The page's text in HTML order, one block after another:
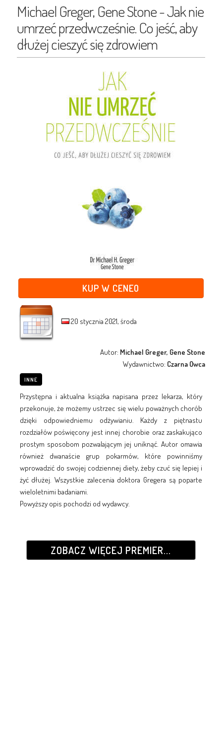
Michael Greger, Gene Stone - Jak nie
umrzeć przedwcześnie. Co jeść, aby
dłużej cieszyć się zdrowiem
KUP W CENEO
20 stycznia 2021, środa
Autor: Michael Greger, Gene Stone
Wydawnictwo: Czarna Owca
INNE
Przystępna i aktualna książka napisana przez lekarza, który
przekonuje, że możemy ustrzec się wielu poważnych chorób
dzięki odpowiedniemu odżywianiu. Każdy z piętnastu
rozdziałów poświęcony jest innej chorobie oraz zaskakująco
prostym sposobom pozwalającym jej uniknąć. Autor omawia
również dwanaście grup pokarmów, które powinniśmy
wprowadzić do swojej codziennej diety, żeby czuć się lepiej i
żyć dłużej. Wszystkie zalecenia doktora Gregera są poparte
wieloletnimi badaniami.
Powyższy opis pochodzi od wydawcy.
ZOBACZ WIĘCEJ PREMIER...